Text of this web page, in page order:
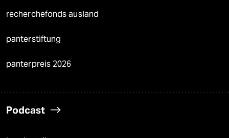
recherchefonds ausland
panterstiftung
panterpreis 2026
Podcast